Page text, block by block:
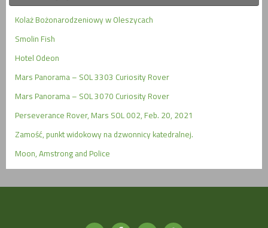
Kolaż Bożonarodzeniowy w Oleszycach
Smolin Fish
Hotel Odeon
Mars Panorama – SOL 3303 Curiosity Rover
Mars Panorama – SOL 3070 Curiosity Rover
Perseverance Rover, Mars SOL 002, Feb. 20, 2021
Zamość, punkt widokowy na dzwonnicy katedralnej.
Moon, Amstrong and Police